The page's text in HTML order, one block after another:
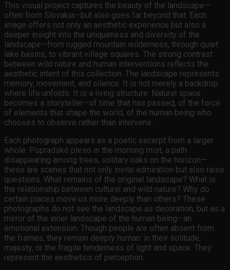
This visual project captures the beauty of the landscape—
often from Slovakia—but also goes far beyond that. Each
image offers not only an aesthetic experience but also a
deeper insight into the uniqueness and diversity of the
landscape—from rugged mountain wilderness, through quiet
lake basins, to vibrant village squares. The strong contrast
between wild nature and human interventions reflects the
aesthetic intent of this collection. The landscape represents
memory, movement, and silence. It is not merely a backdrop
where life unfolds. It is a living structure. Natural space
becomes a storyteller—of time that has passed, of the force
of elements that shape the world, of the human being who
chooses to observe rather than intervene.
Each photograph appears as a poetic excerpt from a larger
whole. Popradské pleso in the morning mist, a path
disappearing among trees, solitary oaks on the horizon—
these are scenes that not only invite admiration but also raise
questions. What remains of the original landscape? What is
the relationship between cultural and wild nature? Why do
certain places move us more deeply than others? These
photographs do not see the landscape as decoration, but as a
mirror of the inner landscape of the human being—an
emotional extension. Though people are often absent from
the frames, they remain deeply human: in their solitude,
majesty, or the fragile tenderness of light and space. They
represent the aesthetics of perception.